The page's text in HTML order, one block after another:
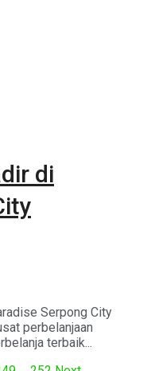
di
Serpong City
perbelanjaan
terbaik...